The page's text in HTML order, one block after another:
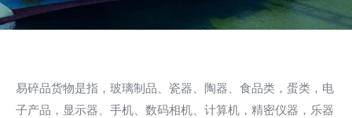
易碎品货物是指，玻璃制品、瓷器、陶器、食品类，蛋类，电
子产品，显示器、手机、数码相机、计算机，精密仪器，乐器